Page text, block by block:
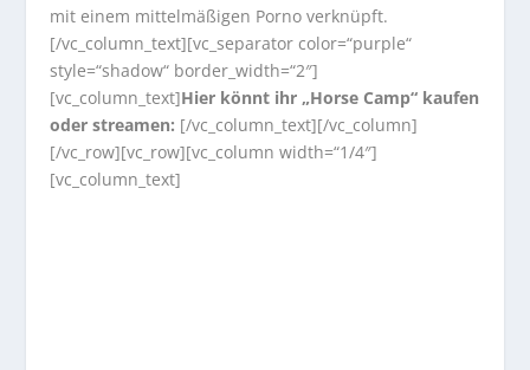
mit einem mittelmäßigen Porno verknüpft.
[/vc_column_text][vc_separator color=“purple“
style=“shadow“ border_width=“2″]
[vc_column_text]Hier könnt ihr „Horse Camp“ kaufen
oder streamen: [/vc_column_text][/vc_column]
[/vc_row][vc_row][vc_column width=“1/4″]
[vc_column_text]